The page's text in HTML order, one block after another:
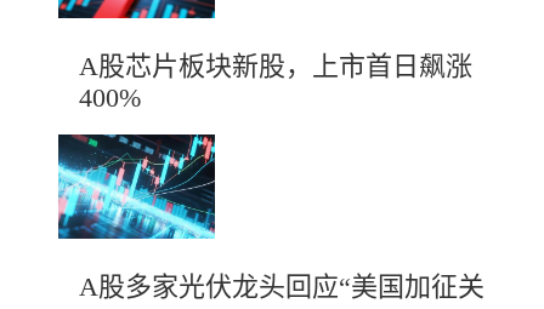
A股芯片板块新股，上市首日飙涨
400%
A股多家光伏龙头回应“美国加征关